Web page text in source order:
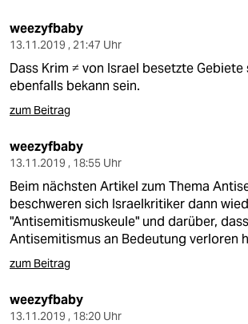
weezyfbaby
13.11.2019 , 21:47 Uhr
Dass Krim ≠ von Israel besetzte Gebiete
ebenfalls bekann sein.
zum Beitrag
weezyfbaby
13.11.2019 , 18:55 Uhr
Beim nächsten Artikel zum Thema
beschweren sich Israelkritiker dann
"Antisemitismuskeule" und darüber,
Antisemitismus an Bedeutung verloren
zum Beitrag
weezyfbaby
13.11.2019 , 18:20 Uhr